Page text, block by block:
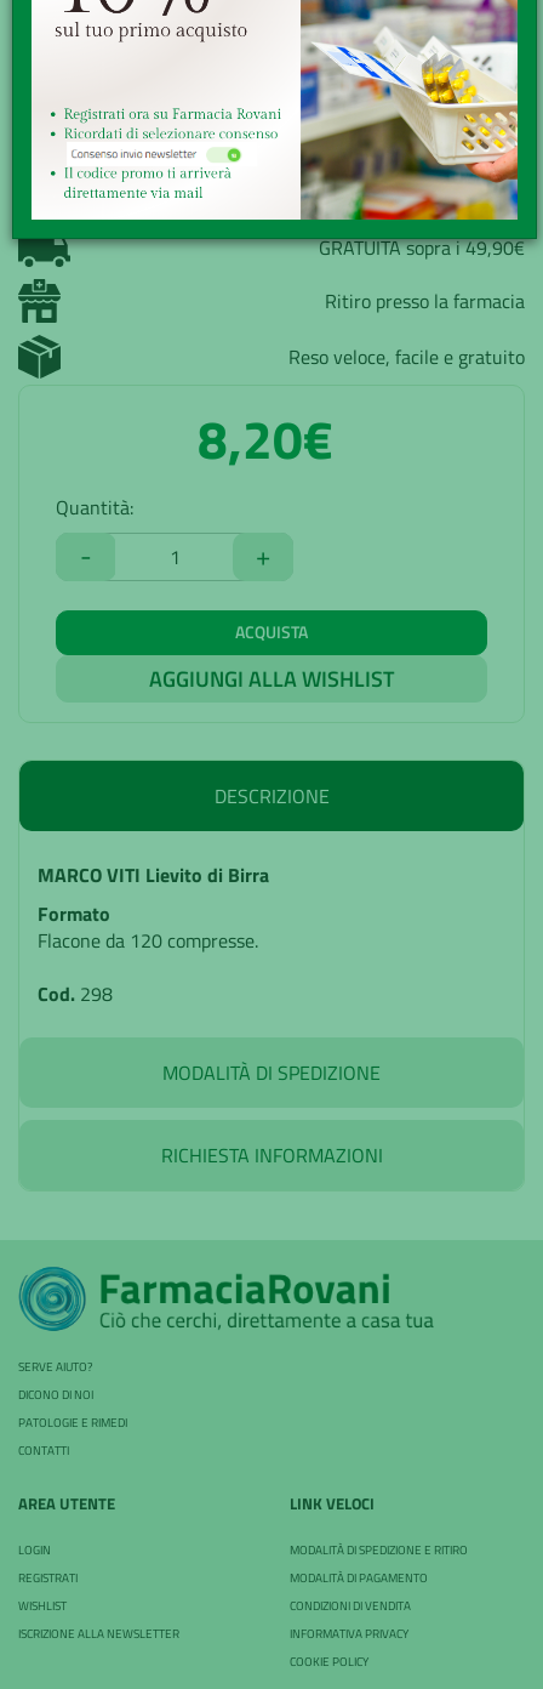
MARCO VITI Lievito di Birra Formato Flacone da 120
compresse. Cod. 298
Marchio:MARCO VITI FARMACEUTICI SpA
Disponibilità:Buona
Senza obbligo di ricetta
GRATUITA sopra i 49,90€
Ritiro presso la farmacia
Reso veloce, facile e gratuito
8,20€
Quantità:
- +
ACQUISTA
AGGIUNGI ALLA WISHLIST
DESCRIZIONE
MARCO VITI Lievito di Birra
Formato
Flacone da 120 compresse.
Cod. 298
MODALITÀ DI SPEDIZIONE
RICHIESTA INFORMAZIONI
SERVE AIUTO?
DICONO DI NOI
PATOLOGIE E RIMEDI
CONTATTI
AREA UTENTE
LOGIN
REGISTRATI
WISHLIST
ISCRIZIONE ALLA NEWSLETTER
LINK VELOCI
MODALITÀ DI SPEDIZIONE E RITIRO
MODALITÀ DI PAGAMENTO
CONDIZIONI DI VENDITA
INFORMATIVA PRIVACY
COOKIE POLICY